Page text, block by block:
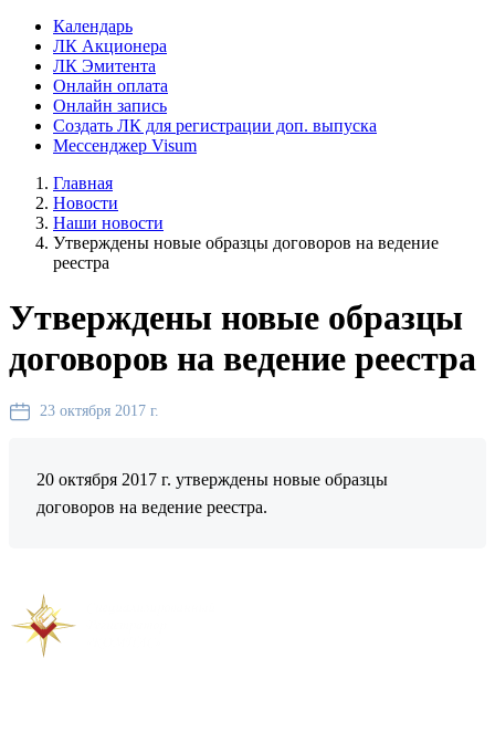
Календарь
ЛК Акционера
ЛК Эмитента
Онлайн оплата
Онлайн запись
Создать ЛК для регистрации доп. выпуска
Мессенджер Visum
Главная
Новости
Наши новости
Утверждены новые образцы договоров на ведение
реестра
Утверждены новые образцы
договоров на ведение реестра
23 октября 2017 г.
20 октября 2017 г. утверждены новые образцы
договоров на ведение реестра.